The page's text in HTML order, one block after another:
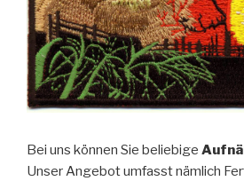
Bei uns können Sie beliebige
Unser Angebot umfasst nämlich